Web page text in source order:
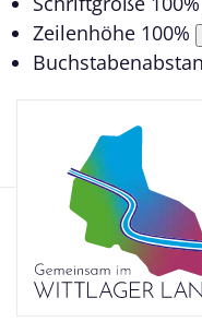
Zeilenhöhe 100%